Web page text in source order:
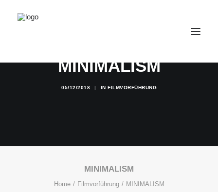
VERANSTALTUNGEN
MINIMALISM
05/12/2018 | IN FILMVORFÜHRUNG
MINIMALISM
Home Filmvorführung MINIMALISM